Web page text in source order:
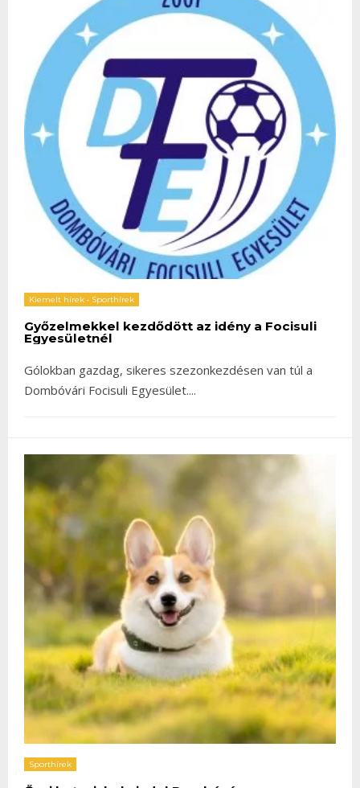
Kiemelt hírek • Sporthírek
Győzelmekkel kezdődött az idény a Focisuli
Egyesületnél
Gólokban gazdag, sikeres szezonkezdésen van túl a
Dombóvári Focisuli Egyesület....
Sporthírek